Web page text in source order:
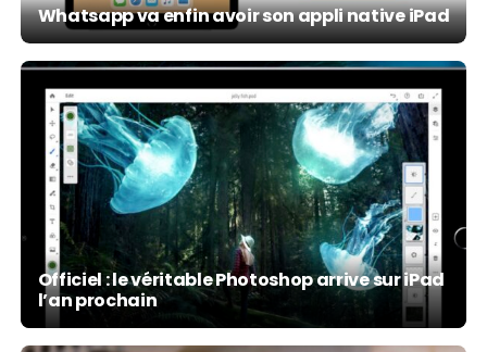
Whatsapp va enfin avoir son appli native iPad
Officiel : le véritable Photoshop arrive sur iPad
l’an prochain